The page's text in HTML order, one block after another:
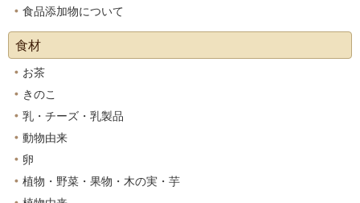
食品添加物について
食材
お茶
きのこ
乳・チーズ・乳製品
動物由来
卵
植物・野菜・果物・木の実・芋